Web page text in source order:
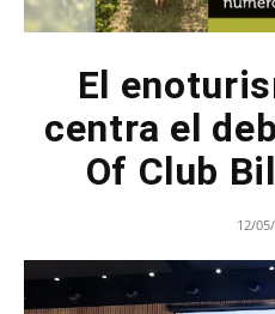
El
centra el
Of Club
12/